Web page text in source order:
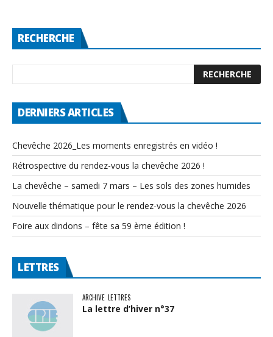
RECHERCHE
DERNIERS ARTICLES
Chevêche 2026_Les moments enregistrés en vidéo !
Rétrospective du rendez-vous la chevêche 2026 !
La chevêche – samedi 7 mars – Les sols des zones humides
Nouvelle thématique pour le rendez-vous la chevêche 2026
Foire aux dindons – fête sa 59 ème édition !
LETTRES
ARCHIVE LETTRES
La lettre d’hiver n°37